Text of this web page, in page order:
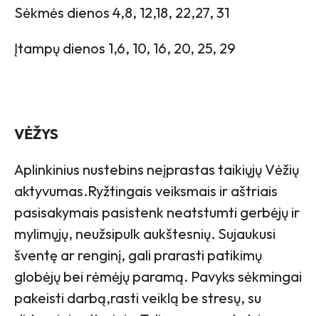
Sėkmės dienos 4,8, 12,18, 22,27, 31
Įtampų dienos 1,6, 10, 16, 20, 25, 29
VĖŽYS
Aplinkinius nustebins neįprastas taikiųjų Vėžių
aktyvumas.Ryžtingais veiksmais ir aštriais
pasisakymais pasistenk neatstumti gerbėjų ir
mylimųjų, neužsipulk aukštesnių. Sujaukusi
šventę ar renginį, gali prarasti patikimų
globėjų bei rėmėjų paramą. Pavyks sėkmingai
pakeisti darbą,rasti veiklą be stresų, su